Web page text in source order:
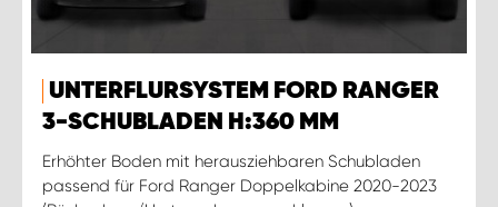
UNTERFLURSYSTEM FORD RANGER
3-SCHUBLADEN H:360 MM
Erhöhter Boden mit herausziehbaren Schubladen
passend für Ford Ranger Doppelkabine 2020-2023